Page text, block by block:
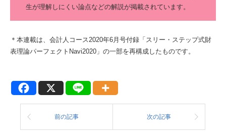
生が理解しにくい論点などの解説が掲載されています。
＊本連載は、会計人コース2020年6月号付録「スリー・ステップ式財
表理論パーフェクトNavi2020」の一部を再構成したものです。
前の記事 次の記事